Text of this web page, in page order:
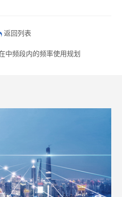
返回列表
中频段内的频率使用规划